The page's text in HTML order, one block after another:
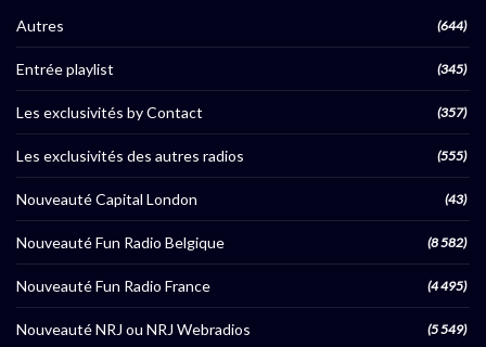
Autres (644)
Entrée playlist (345)
Les exclusivités by Contact (357)
Les exclusivités des autres radios (555)
Nouveauté Capital London (43)
Nouveauté Fun Radio Belgique (8 582)
Nouveauté Fun Radio France (4 495)
Nouveauté NRJ ou NRJ Webradios (5 549)